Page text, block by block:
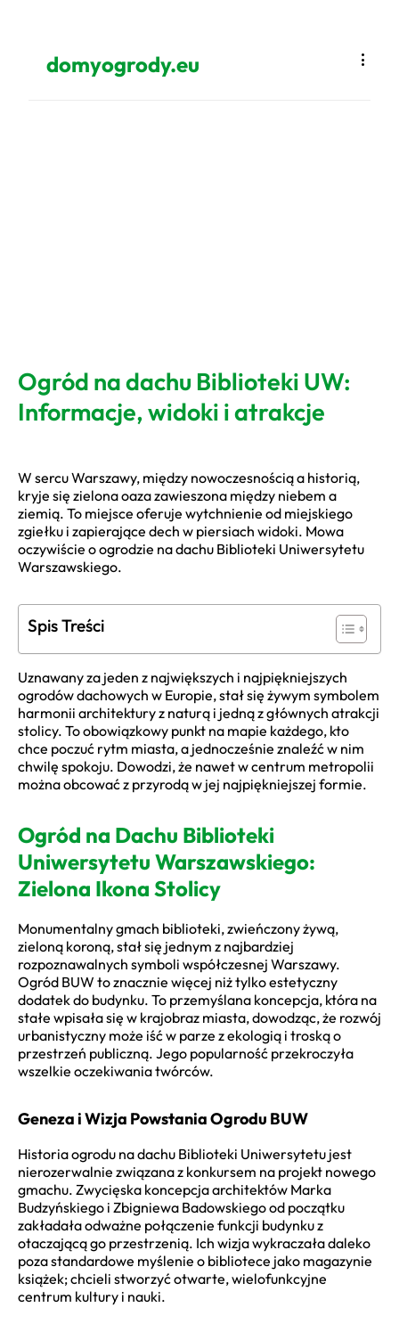
domyogrody.eu
Ogród na dachu Biblioteki UW:
Informacje, widoki i atrakcje
W sercu Warszawy, między nowoczesnością a historią,
kryje się zielona oaza zawieszona między niebem a
ziemią. To miejsce oferuje wytchnienie od miejskiego
zgiełku i zapierające dech w piersiach widoki. Mowa
oczywiście o ogrodzie na dachu Biblioteki Uniwersytetu
Warszawskiego.
Spis Treści
Uznawany za jeden z największych i najpiękniejszych
ogrodów dachowych w Europie, stał się żywym symbolem
harmonii architektury z naturą i jedną z głównych atrakcji
stolicy. To obowiązkowy punkt na mapie każdego, kto
chce poczuć rytm miasta, a jednocześnie znaleźć w nim
chwilę spokoju. Dowodzi, że nawet w centrum metropolii
można obcować z przyrodą w jej najpiękniejszej formie.
Ogród na Dachu Biblioteki
Uniwersytetu Warszawskiego:
Zielona Ikona Stolicy
Monumentalny gmach biblioteki, zwieńczony żywą,
zieloną koroną, stał się jednym z najbardziej
rozpoznawalnych symboli współczesnej Warszawy.
Ogród BUW to znacznie więcej niż tylko estetyczny
dodatek do budynku. To przemyślana koncepcja, która na
stałe wpisała się w krajobraz miasta, dowodząc, że rozwój
urbanistyczny może iść w parze z ekologią i troską o
przestrzeń publiczną. Jego popularność przekroczyła
wszelkie oczekiwania twórców.
Geneza i Wizja Powstania Ogrodu BUW
Historia ogrodu na dachu Biblioteki Uniwersytetu jest
nierozerwalnie związana z konkursem na projekt nowego
gmachu. Zwycięska koncepcja architektów Marka
Budzyńskiego i Zbigniewa Badowskiego od początku
zakładała odważne połączenie funkcji budynku z
otaczającą go przestrzenią. Ich wizja wykraczała daleko
poza standardowe myślenie o bibliotece jako magazynie
książek; chcieli stworzyć otwarte, wielofunkcyjne
centrum kultury i nauki.